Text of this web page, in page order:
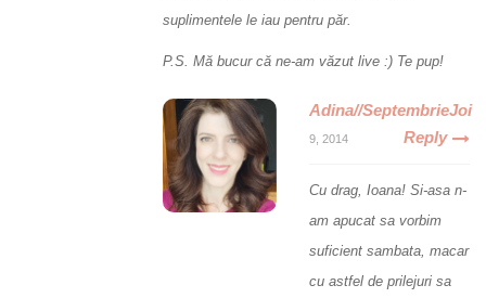
suplimentele le iau pentru păr.
P.S. Mă bucur că ne-am văzut live :) Te pup!
Adina//SeptembrieJoi
9, 2014 Reply
Cu drag, Ioana! Si-asa n-
am apucat sa vorbim
suficient sambata, macar
cu astfel de prilejuri sa